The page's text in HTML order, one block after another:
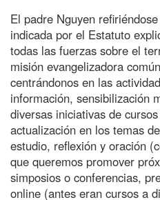
El padre Nguyen
indicada por el Estatuto
todas las fuerzas sobre el
misión evangelizadora
centrándonos en las
información, sensibilización
diversas iniciativas de
actualización en los temas
estudio, reflexión y oración
que queremos promover
simposios o conferencias,
online (antes eran cursos a